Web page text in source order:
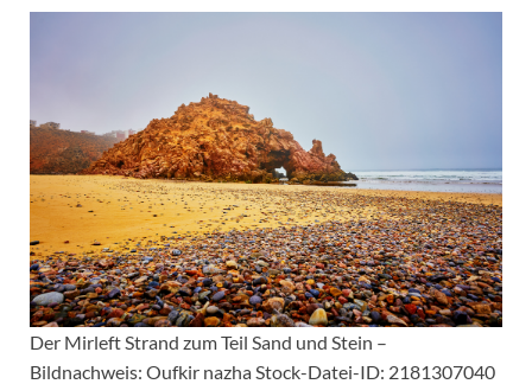
Der Mirleft Strand zum Teil Sand und Stein –
Bildnachweis: Oufkir nazha Stock-Datei-ID: 2181307040